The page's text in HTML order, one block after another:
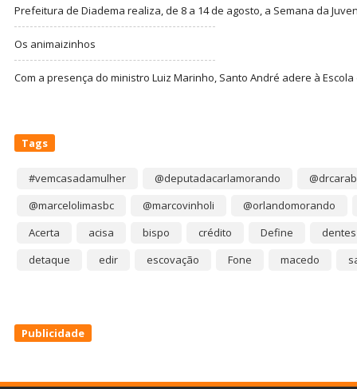
Prefeitura de Diadema realiza, de 8 a 14 de agosto, a Semana da
Os animaizinhos
Com a presença do ministro Luiz Marinho, Santo André adere à
Tags
#vemcasadamulher @deputadacarlamorando
@marcelolimasbc
@marcovinholi
@orlandomorando
Acerta
acisa bispo crédito Define
dentes
detaque
edir escovação Fone macedo
Publicidade